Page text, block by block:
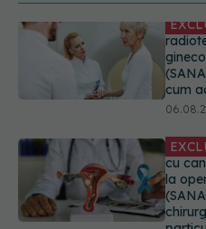
cu
la
Alertă
de
care